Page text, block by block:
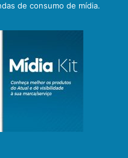
de consumo de mídia.